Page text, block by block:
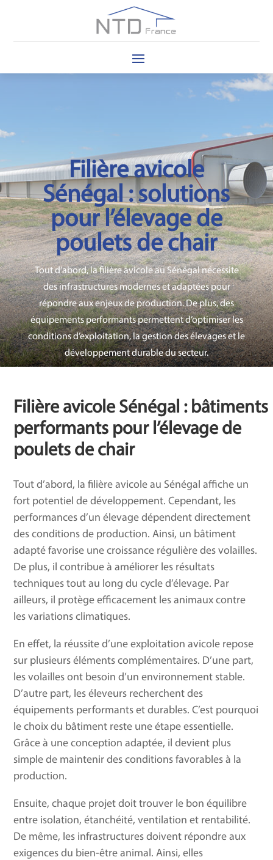
Filière avicole
Sénégal : solutions
pour l’élevage de
poulets de chair
Tout d’abord, la filière avicole auSénégalnécessite
des infrastructures modernes et adaptées pour
répondre aux enjeux de production. De plus, des
équipements performants permettent d’optimiser les
conditions d’exploitation, la gestion des élevages etle
développement durable du secteur.
Filière avicole Sénégal : bâtiments
performants pour l’élevage de
poulets de chair
Tout d’abord, la filière avicole au Sénégal affiche un
fort potentiel de développement. Cependant, les
performances d’un élevage dépendent directement
des conditions de production. Ainsi, un bâtiment
adapté favorise une croissance régulière des volailles.
De plus, il contribue à améliorer les résultats
techniques tout au long du cycle d’élevage. Par
ailleurs, il protège efficacement les animaux contre
les variations climatiques.
En effet, la réussite d’une exploitation avicole repose
sur plusieurs éléments complémentaires. D’une part,
les volailles ont besoin d’un environnement stable.
D’autre part, les éleveurs recherchent des
équipements performants et durables. C’est pourquoi
le choix du bâtiment reste une étape essentielle.
Grâce à une conception adaptée, il devient plus
simple de maintenir des conditions favorables à la
production.
Ensuite, chaque projet doit trouver le bon équilibre
entre isolation, étanchéité, ventilation et rentabilité.
De même, les infrastructures doivent répondre aux
exigences du bien-être animal. Ainsi, elles